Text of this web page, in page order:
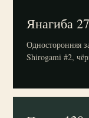
Янагиба
Односторонняя
Shirogami #2,